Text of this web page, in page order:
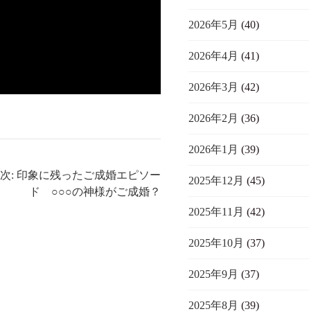
次: 印象に残ったご成婚エピソー
ド ○○○の神様がご成婚？
2026年5月 (40)
2026年4月 (41)
2026年3月 (42)
2026年2月 (36)
2026年1月 (39)
2025年12月 (45)
2025年11月 (42)
2025年10月 (37)
2025年9月 (37)
2025年8月 (39)